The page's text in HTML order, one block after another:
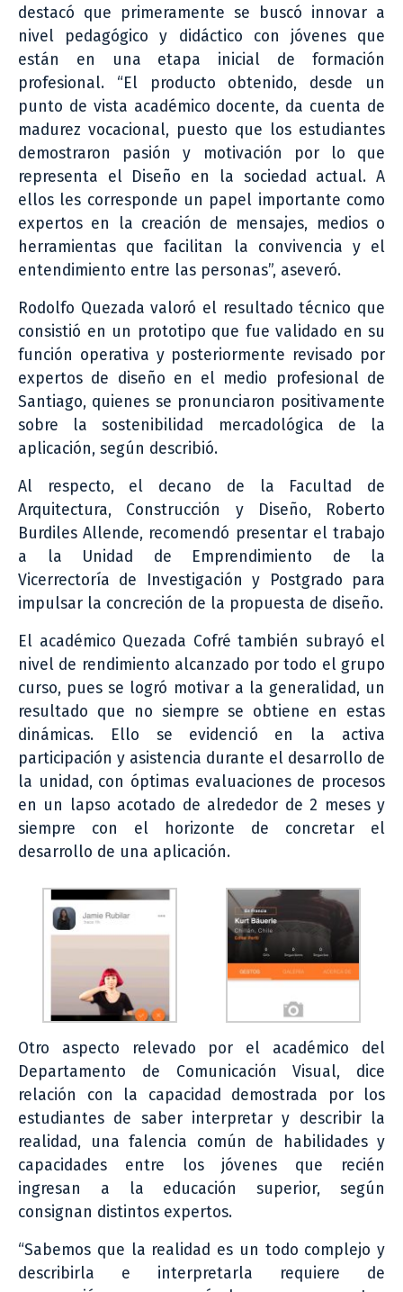
destacó que primeramente se buscó innovar a
nivel pedagógico y didáctico con jóvenes que
están en una etapa inicial de formación
profesional. “El producto obtenido, desde un
punto de vista académico docente, da cuenta de
madurez vocacional, puesto que los estudiantes
demostraron pasión y motivación por lo que
representa el Diseño en la sociedad actual. A
ellos les corresponde un papel importante como
expertos en la creación de mensajes, medios o
herramientas que facilitan la convivencia y el
entendimiento entre las personas”, aseveró.
Rodolfo Quezada valoró el resultado técnico que
consistió en un prototipo que fue validado en su
función operativa y posteriormente revisado por
expertos de diseño en el medio profesional de
Santiago, quienes se pronunciaron positivamente
sobre la sostenibilidad mercadológica de la
aplicación, según describió.
Al respecto, el decano de la Facultad de
Arquitectura, Construcción y Diseño, Roberto
Burdiles Allende, recomendó presentar el trabajo
a la Unidad de Emprendimiento de la
Vicerrectoría de Investigación y Postgrado para
impulsar la concreción de la propuesta de diseño.
El académico Quezada Cofré también subrayó el
nivel de rendimiento alcanzado por todo el grupo
curso, pues se logró motivar a la generalidad, un
resultado que no siempre se obtiene en estas
dinámicas. Ello se evidenció en la activa
participación y asistencia durante el desarrollo de
la unidad, con óptimas evaluaciones de procesos
en un lapso acotado de alrededor de 2 meses y
siempre con el horizonte de concretar el
desarrollo de una aplicación.
Otro aspecto relevado por el académico del
Departamento de Comunicación Visual, dice
relación con la capacidad demostrada por los
estudiantes de saber interpretar y describir la
realidad, una falencia común de habilidades y
capacidades entre los jóvenes que recién
ingresan a la educación superior, según
consignan distintos expertos.
“Sabemos que la realidad es un todo complejo y
describirla e interpretarla requiere de